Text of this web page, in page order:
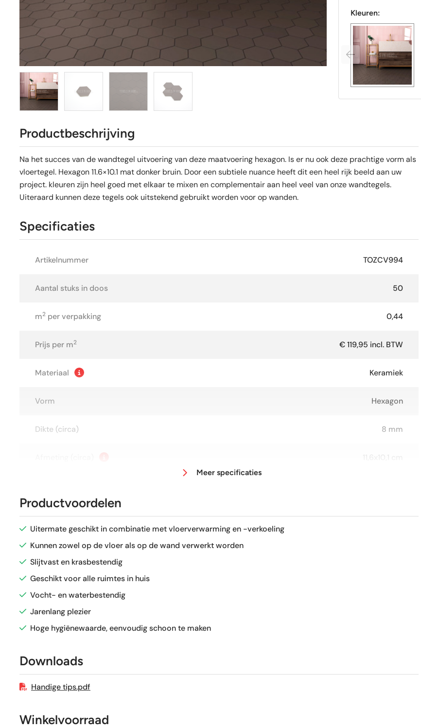
Kleuren:
Productbeschrijving
Na het succes van de wandtegel uitvoering van deze maatvoering hexagon. Is er nu ook deze prachtige vorm als
vloertegel. Hexagon 11.6×10.1 mat donker bruin. Door een subtiele nuance heeft dit een heel rijk beeld aan uw
project. kleuren zijn heel goed met elkaar te mixen en complementair aan heel veel van onze wandtegels.
Uiteraard kunnen deze tegels ook uitstekend gebruikt worden voor op wanden.
Specificaties
Artikelnummer TOZCV994
Aantal stuks in doos 50
m2 per verpakking 0,44
Prijs per m2 € 119,95 incl. BTW
Materiaal Keramiek
Vorm Hexagon
Dikte (circa) 8 mm
Glans / Mat Mat
Gerectificeerd
Sortering
Craquelé
Geschikt voor vloerverwarming
Meer specificaties
Productvoordelen
Uitermate geschikt in combinatie met vloerverwarming en -verkoeling
Kunnen zowel op de vloer als op de wand verwerkt worden
Slijtvast en krasbestendig
Geschikt voor alle ruimtes in huis
Vocht- en waterbestendig
Jarenlang plezier
Hoge hygiënewaarde, eenvoudig schoon te maken
Downloads
Handige tips.pdf
Winkelvoorraad